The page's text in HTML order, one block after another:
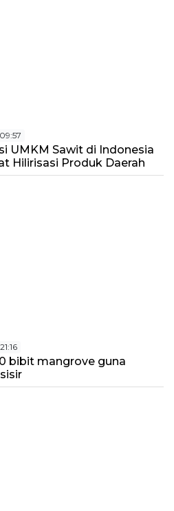
UMKM Sawit di Indonesia
Hilirisasi Produk Daerah
bibit mangrove guna